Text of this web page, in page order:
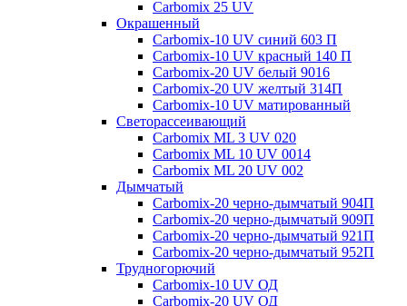
Carbomix 25 UV
Окрашенный
Carbomix-10 UV синий 603 П
Carbomix-10 UV красный 140 П
Carbomix-20 UV белый 9016
Carbomix-20 UV желтый 314П
Carbomix-10 UV матированный
Светорассеивающий
Carbomix ML 3 UV 020
Carbomix ML 10 UV 0014
Carbomix ML 20 UV 002
Дымчатый
Carbomix-20 черно-дымчатый 904П
Carbomix-20 черно-дымчатый 909П
Carbomix-20 черно-дымчатый 921П
Carbomix-20 черно-дымчатый 952П
Трудногорючий
Carbomix-10 UV ОД
Carbomix-20 UV ОД